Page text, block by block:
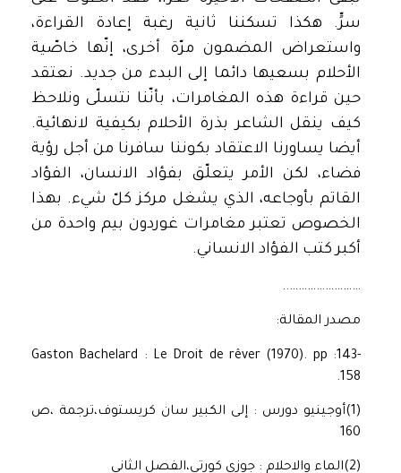
سرٍّ. هكذا تسكننا ثانية رغبة إعادة القراءة،
واستعراض المضمون مرّة أخرى، إنّها خاصّية
الأحلام بسعيها دائما إلى البدء من جديد. نعتقد
حين قراءة هذه المغامرات، بأنّنا نتسلّى ونلاحظ
كيف ينقل الشاعر بذرة الأحلام بكيفية لانهائية.
أيضا يساورنا الاعتقاد بكوننا سافرنا من أجل رؤية
فضاء، لكن الأمر يتعلّق بفؤاد الانسان، الفؤاد
القاتم بأوجاعه، الذي يشغل مركز كلّ شيء. بهذا
الخصوص تعتبر مغامرات غوردون بيم واحدة من
أكبر كتب الفؤاد الانساني.
……………………..
مصدر المقالة:
Gaston Bachelard : Le Droit de rêver (1970). pp :143-
158.
(1)أوجينيو دورس : إلى الكبير سان كريستوف،ترجمة ،ص
160
(2)الماء والاحلام : جوزي كورتي،الفصل الثاني